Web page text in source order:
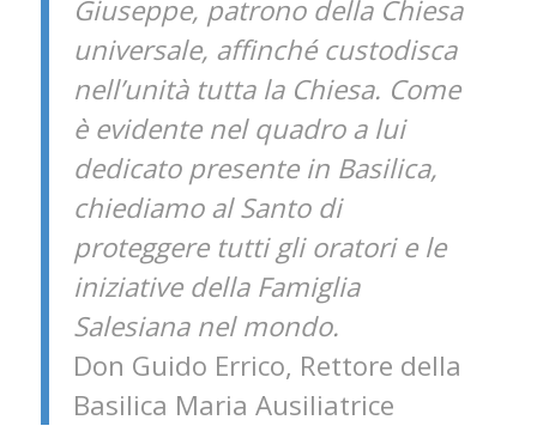
Giuseppe, patrono della Chiesa
universale, affinché custodisca
nell’unità tutta la Chiesa. Come
è evidente nel quadro a lui
dedicato presente in Basilica,
chiediamo al Santo di
proteggere tutti gli oratori e le
iniziative della Famiglia
Salesiana nel mondo.
Don Guido Errico, Rettore della
Basilica Maria Ausiliatrice